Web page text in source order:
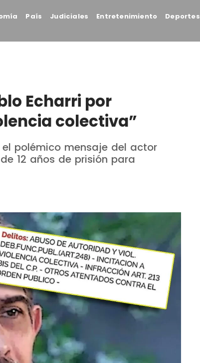
País Judiciales Entretenimiento Deportes
Echarri por
colectiva”
polémico mensaje del actor
12 años de prisión para